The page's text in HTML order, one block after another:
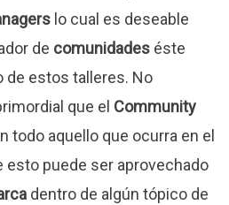
lo cual es deseable
de comunidades éste
de estos talleres. No
que el Community
todo aquello que ocurra en el
esto puede ser aprovechado
dentro de algún tópico de